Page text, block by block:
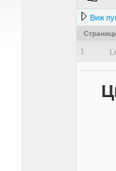
Виж
1